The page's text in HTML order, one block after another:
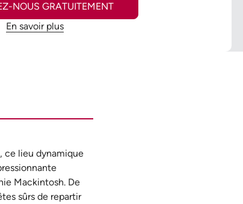
NOUS GRATUITEMENT
En savoir plus
ce lieu dynamique
Mackintosh. De
sûrs de repartir